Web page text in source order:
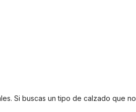
Si buscas un tipo de calzado que